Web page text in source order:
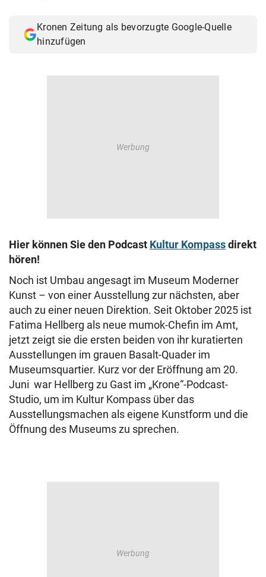
Kronen Zeitung als bevorzugte Google-Quelle
hinzufügen
Hier können Sie den Podcast Kultur Kompassdirekt
hören!
Noch ist Umbau angesagt im Museum Moderner
Kunst – von einer Ausstellung zur nächsten, aber
auch zu einer neuen Direktion. Seit Oktober 2025 ist
Fatima Hellberg als neue mumok-Chefin im Amt,
jetzt zeigt sie die ersten beiden von ihr kuratierten
Ausstellungen im grauen Basalt-Quader im
Museumsquartier. Kurz vor der Eröffnung am 20.
Juni war Hellberg zu Gast im „Krone“-Podcast-
Studio, um im Kultur Kompass über das
Ausstellungsmachen als eigene Kunstform und die
Öffnung des Museums zu sprechen.